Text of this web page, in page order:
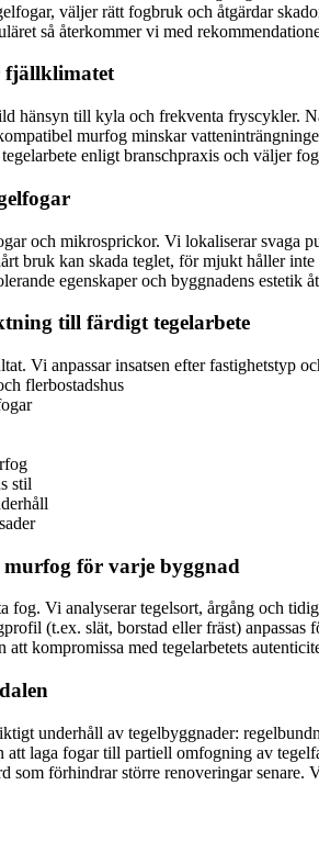
väljer rätt fogbruk och åtgärdar
så återkommer vi med
fjällklimatet
hänsyn till kyla och frekventa fryscykler.
murfog minskar
enligt branschpraxis och väljer
och mikrosprickor. Vi lokaliserar svaga
bruk kan skada teglet, för mjukt håller
egenskaper och byggnadens
till färdigt tegelarbete
Vi anpassar insatsen efter fastighetstyp
flerbostadshus
stil
murfog för varje byggnad
Vi analyserar tegelsort, årgång och
(t.ex. slät, borstad eller fräst)
kompromissa med tegelarbetets
underhåll av tegelbyggnader:
laga fogar till partiell omfogning av
som förhindrar större renoveringar